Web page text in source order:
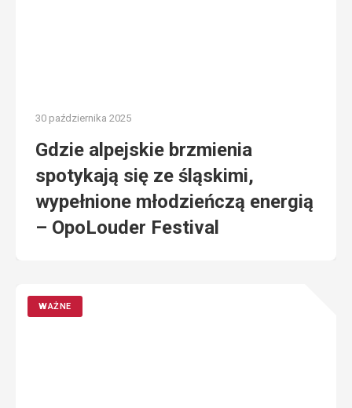
30 października 2025
Gdzie alpejskie brzmienia
spotykają się ze śląskimi,
wypełnione młodzieńczą energią
– OpoLouder Festival
WAŻNE